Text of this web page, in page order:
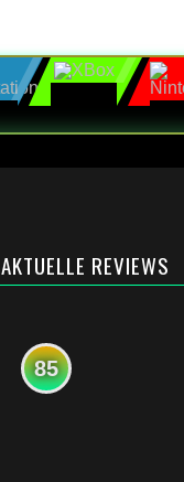
AKTUELLE REVIEWS
85